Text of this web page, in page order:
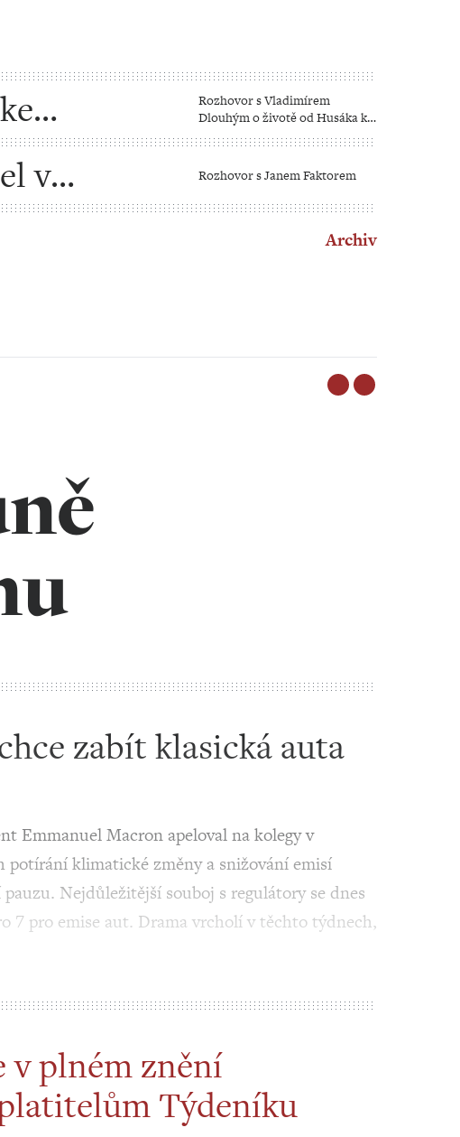
Rozhovor s Vladimírem
Dlouhým o životě od Husáka k
Pavlovi
v
Rozhovor s Janem Faktorem
Archiv
zabít klasická auta
Emmanuel Macron apeloval na kolegy v
potírání klimatické změny a snižování emisí
Nejdůležitější souboj s regulátory se dnes
7 pro emise aut. Drama vrcholí v těchto týdnech,
v plném znění
Týdeníku